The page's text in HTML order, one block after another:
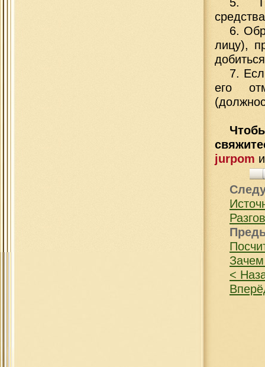
6.
лицу),
7.
его
jurpom
<